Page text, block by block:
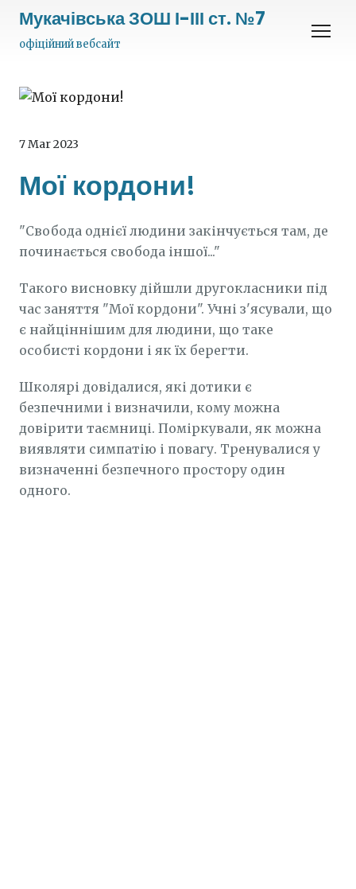
Мукачівська ЗОШ І-ІІІ ст. №7
офіційний вебсайт
7 Mar 2023
Мої кордони!
"Свобода однієї людини закінчується там, де
починається свобода іншої..."
Такого висновку дійшли другокласники під
час заняття "Мої кордони". Учні з'ясували, що
є найціннішим для людини, що таке
особисті кордони і як їх берегти.
Школярі довідалися, які дотики є
безпечними і визначили, кому можна
довірити таємниці. Поміркували, як можна
виявляти симпатію і повагу. Тренувалися у
визначенні безпечного простору один
одного.